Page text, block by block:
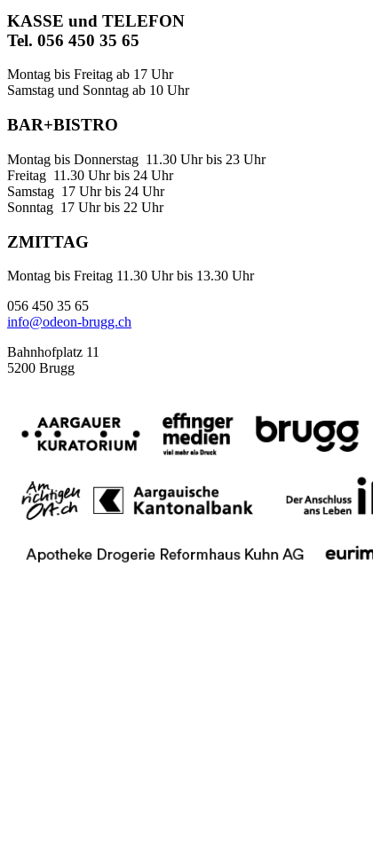
KASSE und TELEFON
Tel. 056 450 35 65
Montag bis Freitag ab 17 Uhr
Samstag und Sonntag ab 10 Uhr
BAR+BISTRO
Montag bis Donnerstag 11.30 Uhr bis 23 Uhr
Freitag 11.30 Uhr bis 24 Uhr
Samstag 17 Uhr bis 24 Uhr
Sonntag 17 Uhr bis 22 Uhr
ZMITTAG
Montag bis Freitag 11.30 Uhr bis 13.30 Uhr
056 450 35 65
info@odeon-brugg.ch
Bahnhofplatz 11
5200 Brugg